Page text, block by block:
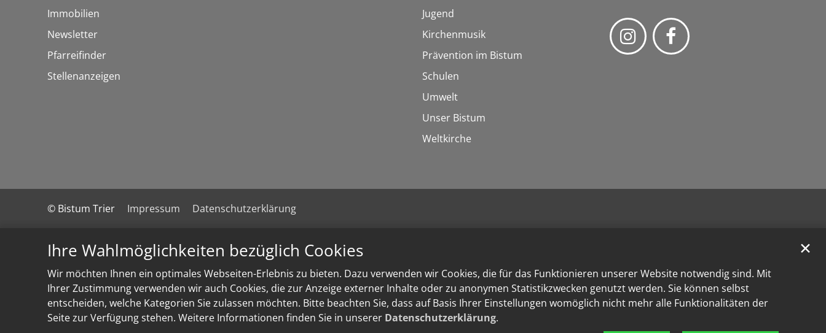
Ihre Wahlmöglichkeiten bezüglich Cookies
Wir möchten Ihnen ein optimales Webseiten-Erlebnis zu bieten. Dazu verwenden wir Cookies, die für das Funktionieren unserer Website notwendig sind. Mit
Ihrer Zustimmung verwenden wir auch Cookies, die zur Anzeige externer Inhalte oder zu anonymen Statistikzwecken genutzt werden. Sie können selbst
entscheiden, welche Kategorien Sie zulassen möchten. Bitte beachten Sie, dass auf Basis Ihrer Einstellungen womöglich nicht mehr alle Funktionalitäten der
Seite zur Verfügung stehen. Weitere Informationen finden Sie in unserer Datenschutzerklärung.
✕
Immobilien
Newsletter
Pfarreifinder
Stellenanzeigen
Jugend
Kirchenmusik
Prävention im Bistum
Schulen
Umwelt
Unser Bistum
Weltkirche
© Bistum Trier Impressum Datenschutzerklärung